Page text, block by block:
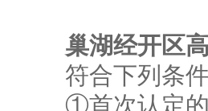
巢湖经开区
符合下列条
①首次认定